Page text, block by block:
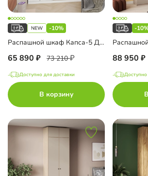
-10%
Распашной шкаф Капса-5 Декор 3 с зеркалом и антресолью
65 890 73 210
Доступно для доставки
В корзину
-
88 950
Доступно